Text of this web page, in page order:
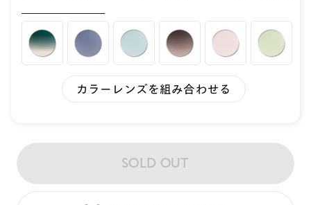
カラーレンズを組み合わせる
SOLD OUT